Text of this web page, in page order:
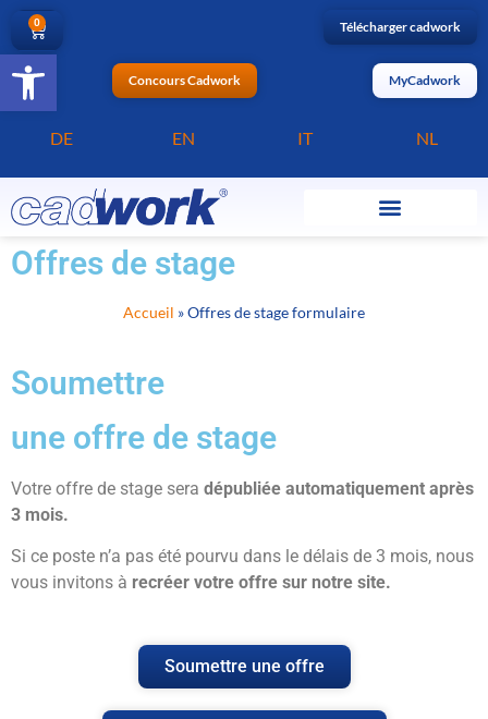
Ouvrir la barre d’outils
0 Télécharger cadwork
Concours Cadwork MyCadwork
DE EN IT NL
Offres de stage
Accueil »Offres de stage formulaire
Soumettre
une offre de stage
Votre offre de stage sera dépubliée automatiquement après
3 mois.
Si ce poste n’a pas été pourvu dans le délais de 3 mois, nous
vous invitons à recréer votre offre sur notre site.
Soumettre une offre